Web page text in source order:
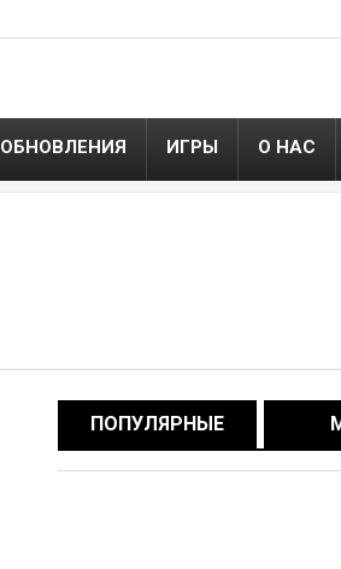
ОБНОВЛЕНИЯ ИГРЫ О НАС
ПОПУЛЯРНЫЕ